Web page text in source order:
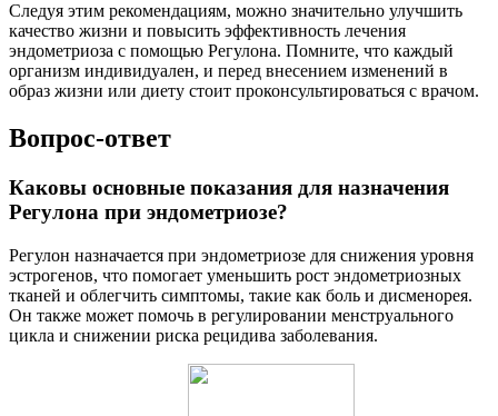
Следуя этим рекомендациям, можно значительно улучшить
качество жизни и повысить эффективность лечения
эндометриоза с помощью Регулона. Помните, что каждый
организм индивидуален, и перед внесением изменений в
образ жизни или диету стоит проконсультироваться с врачом.
Вопрос-ответ
Каковы основные показания для назначения
Регулона при эндометриозе?
Регулон назначается при эндометриозе для снижения уровня
эстрогенов, что помогает уменьшить рост эндометриозных
тканей и облегчить симптомы, такие как боль и дисменорея.
Он также может помочь в регулировании менструального
цикла и снижении риска рецидива заболевания.